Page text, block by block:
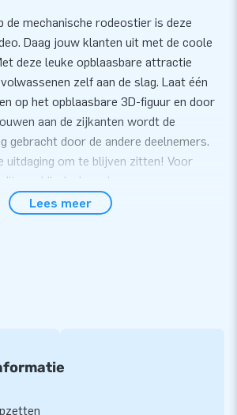
de mechanische rodeostier is deze
Daag jouw klanten uit met de coole
deze leuke opblaasbare attractie
zelf aan de slag. Laat één
op het opblaasbare 3D-figuur en door
aan de zijkanten wordt de
gebracht door de andere deelnemers.
uitdaging om te blijven zitten! Voor
een hilarisch spel.
op te zetten
onze topkwaliteit
kwaliteit PVC, want JB kussens zijn
Lees meer